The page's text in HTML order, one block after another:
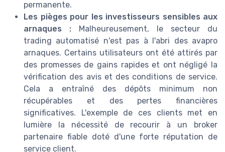
permanente.
Les pièges pour les investisseurs sensibles aux
arnaques : Malheureusement, le secteur du
trading automatisé n'est pas à l'abri des avapro
arnaques. Certains utilisateurs ont été attirés par
des promesses de gains rapides et ont négligé la
vérification des avis et des conditions de service.
Cela a entraîné des dépôts minimum non
récupérables et des pertes financières
significatives. L'exemple de ces clients met en
lumière la nécessité de recourir à un broker
partenaire fiable doté d'une forte réputation de
service client.